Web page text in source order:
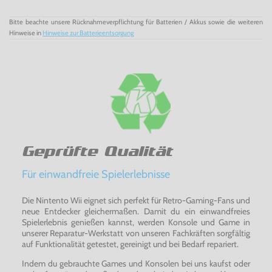
Bitte beachte unsere Rücknahmeverpflichtung für Batterien / Akkus sowie die weiteren
Hinweise in Hinweise zur Batterieentsorgung
Geprüfte Qualität
Für einwandfreie Spielerlebnisse
Die Nintento Wii eignet sich perfekt für Retro-Gaming-Fans und
neue Entdecker gleichermaßen. Damit du ein einwandfreies
Spielerlebnis genießen kannst, werden Konsole und Game in
unserer Reparatur-Werkstatt von unseren Fachkräften sorgfältig
auf Funktionalität getestet, gereinigt und bei Bedarf repariert.
Indem du gebrauchte Games und Konsolen bei uns kaufst oder